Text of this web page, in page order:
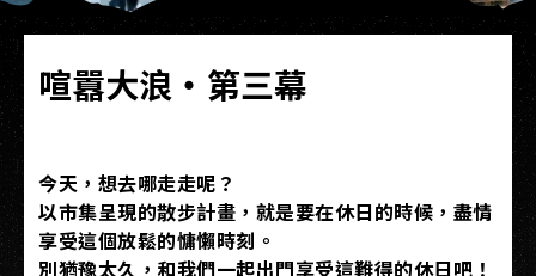
喧囂大浪・第三幕
今天，想去哪走走呢？
以市集呈現的散步計畫，就是要在休日的時候，盡情
享受這個放鬆的慵懶時刻。
別猶豫太久，和我們一起出門享受這難得的休日吧！